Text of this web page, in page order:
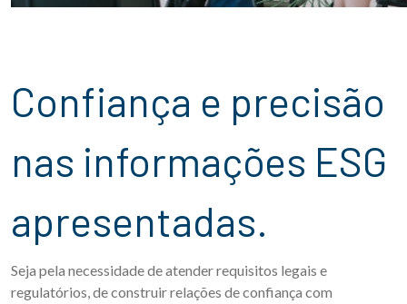
Confiança e precisão
nas informações ESG
apresentadas.
Seja pela necessidade de atender requisitos legais e
regulatórios, de construir relações de confiança com